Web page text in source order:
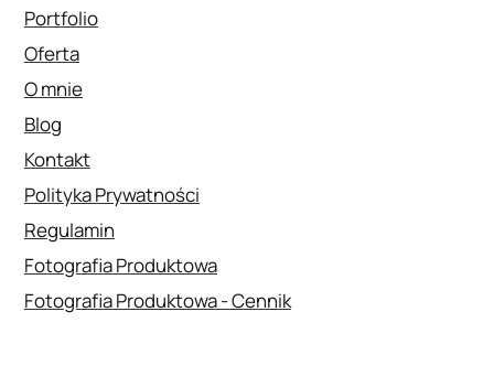
Portfolio
Oferta
O mnie
Blog
Kontakt
Polityka Prywatności
Regulamin
Fotografia Produktowa
Fotografia Produktowa - Cennik